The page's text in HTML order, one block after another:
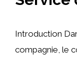
Introduction
compagnie, le